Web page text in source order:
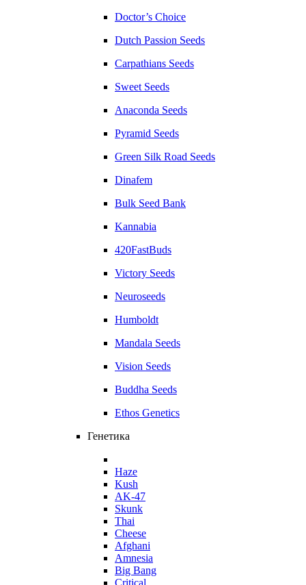
Doctor’s Choice
Dutch Passion Seeds
Carpathians Seeds
Sweet Seeds
Anaconda Seeds
Pyramid Seeds
Green Silk Road Seeds
Dinafem
Bulk Seed Bank
Kannabia
420FastBuds
Victory Seeds
Neuroseeds
Humboldt
Mandala Seeds
Vision Seeds
Buddha Seeds
Ethos Genetics
Генетика
Haze
Kush
AK-47
Skunk
Thai
Cheese
Afghani
Amnesia
Big Bang